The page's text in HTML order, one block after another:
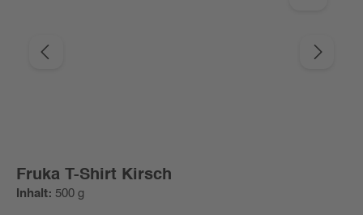
Fruka T-Shirt Kirsch
Inhalt: 500 g